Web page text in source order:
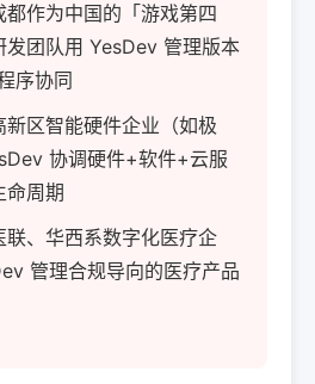
都作为中国的「游戏第四
发团队用 YesDev 管理版本
序协同
新区智能硬件企业（如极
协调硬件+软件+云服
命周期
联、华西系数字化医疗企
管理合规导向的医疗产品